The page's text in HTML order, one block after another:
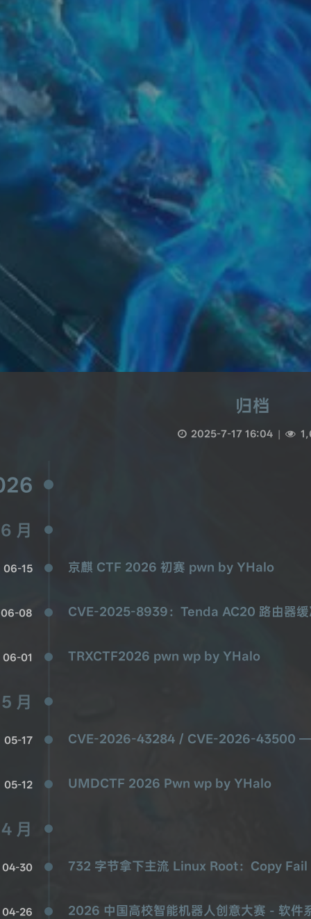
归档
2025-7-17 16:04 |
6 月
06-15 京麒 CTF 2026 初赛 pwn by YHalo
06-08 CVE-2025-8939：Tenda AC20 路由器缓
06-01 TRXCTF2026 pwn wp by YHalo
5 月
05-17 CVE-2026-43284 / CVE-2026-43500 —
05-12 UMDCTF 2026 Pwn wp by YHalo
4 月
04-30 732 字节拿下主流 Linux Root：Copy
04-26
2026 中国高校智能机器人创意大赛 - 软件